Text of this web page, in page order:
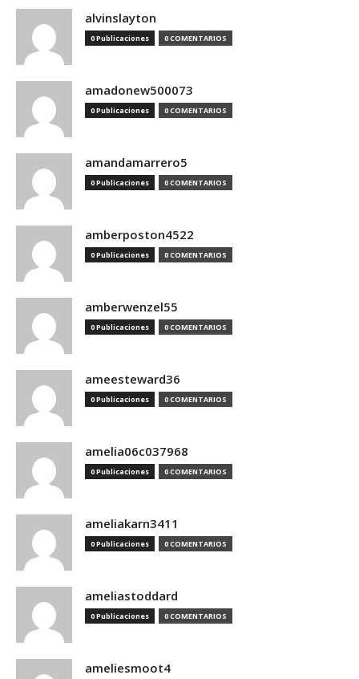
alvinslayton
0 Publicaciones 0 COMENTARIOS
amadonew500073
0 Publicaciones 0 COMENTARIOS
amandamarrero5
0 Publicaciones 0 COMENTARIOS
amberposton4522
0 Publicaciones 0 COMENTARIOS
amberwenzel55
0 Publicaciones 0 COMENTARIOS
ameesteward36
0 Publicaciones 0 COMENTARIOS
amelia06c037968
0 Publicaciones 0 COMENTARIOS
ameliakarn3411
0 Publicaciones 0 COMENTARIOS
ameliastoddard
0 Publicaciones 0 COMENTARIOS
ameliesmoot4